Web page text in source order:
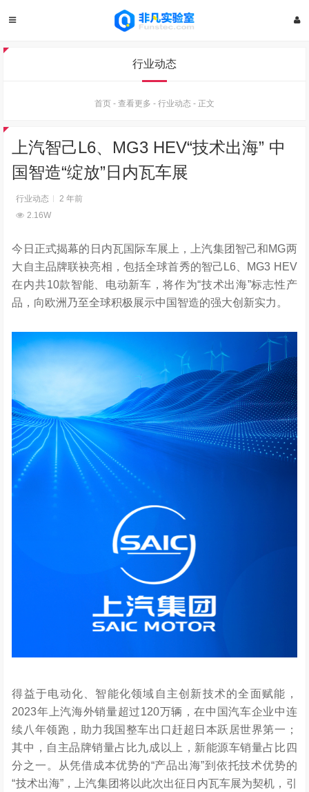
行业动态
首页 - 查看更多 - 行业动态 - 正文
上汽智己L6、MG3 HEV“技术出海” 中
国智造“绽放”日内瓦车展
行业动态
2 年前
2.16W
今日正式揭幕的日内瓦国际车展上，上汽集团智己和MG两
大自主品牌联袂亮相，包括全球首秀的智己L6、MG3 HEV
在内共10款智能、电动新车，将作为“技术出海”标志性产
品，向欧洲乃至全球积极展示中国智造的强大创新实力。
得益于电动化、智能化领域自主创新技术的全面赋能，
2023年上汽海外销量超过120万辆，在中国汽车企业中连
续八年领跑，助力我国整车出口赶超日本跃居世界第一；
其中，自主品牌销量占比九成以上，新能源车销量占比四
分之一。从凭借成本优势的“产品出海”到依托技术优势的
“技术出海”，上汽集团将以此次出征日内瓦车展为契机，引